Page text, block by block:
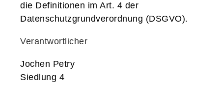
die Definitionen im Art. 4 der
Datenschutzgrundverordnung (DSGVO).
Verantwortlicher
Jochen Petry
Siedlung 4